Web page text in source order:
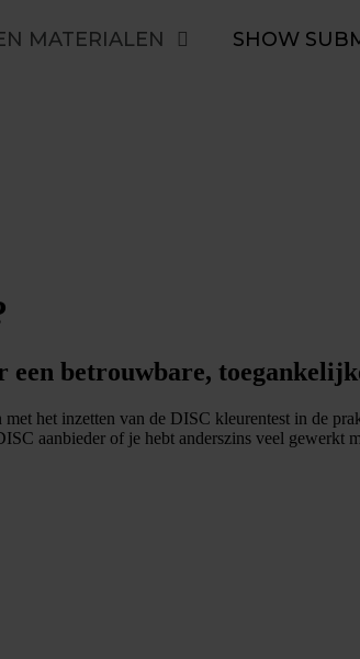
MATERIALEN SHOW
betrouwbare,
het inzetten van de DISC kleurentest in de
aanbieder of je hebt anderszins veel gewerkt